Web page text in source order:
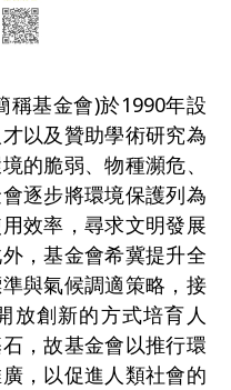
稱基金會)於1990年設
以及贊助學術研究為
的脆弱、物種瀕危、
逐步將環境保護列為
效率，尋求文明發展
，基金會希冀提升全
與氣候調適策略，接
放創新的方式培育人
，故基金會以推行環
，以促進人類社會的